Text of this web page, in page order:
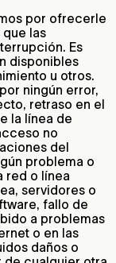
por ofrecerle
las
Es
disponibles
u otros.
ningún error,
retraso en el
la línea de
no
del
problema o
red o línea
servidores o
fallo de
a problemas
o en las
daños o